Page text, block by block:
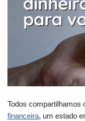
Todos compartilhamos
financeira, um estado